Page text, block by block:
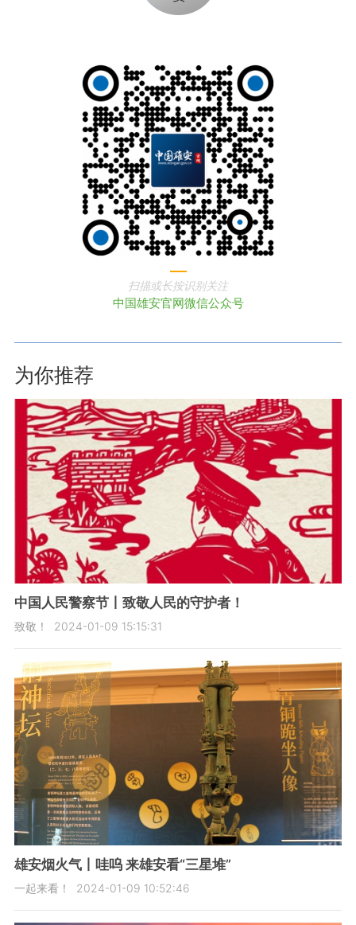
扫描或长按识别关注
中国雄安官网微信公众号
为你推荐
中国人民警察节丨致敬人民的守护者！
致敬！ 2024-01-09 15:15:31
雄安烟火气丨哇呜 来雄安看“三星堆”
一起来看！ 2024-01-09 10:52:46